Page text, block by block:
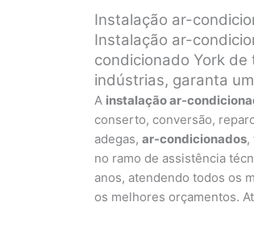
Instalação ar-
Instalação ar-
condicionado York
indústrias, garanta
A instalação ar-
conserto, conversão,
adegas, ar-condicionados,
no ramo de assistência
anos, atendendo todos os
os melhores orçamentos.